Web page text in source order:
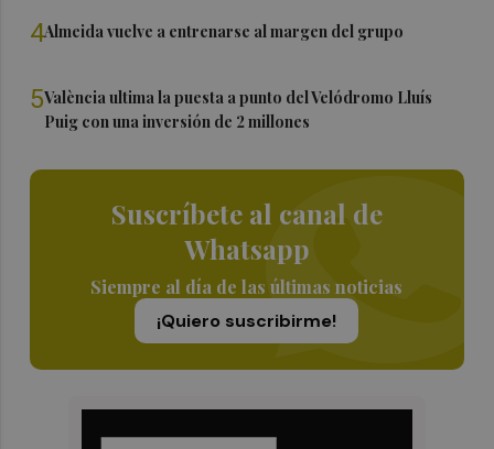
4Almeida vuelve a entrenarse al margen del grupo
5València ultima la puesta a punto del Velódromo Lluís
Puig con una inversión de 2 millones
Suscríbete al canal de
Whatsapp
Siempre al día de las últimas noticias
¡Quiero suscribirme!